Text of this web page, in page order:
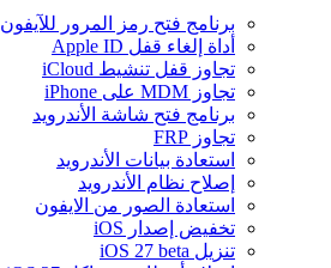
برنامج فتح رمز المرور للآيفون
أداة إلغاء قفل Apple ID
تجاوز قفل تنشيط iCloud
تجاوز MDM على iPhone
برنامج فتح شاشة الأندرويد
تجاوز FRP
استعادة بيانات الأندرويد
إصلاح نظام الأندرويد
استعادة الصور من الايفون
تخفيض إصدار iOS
تنزيل iOS 27 beta